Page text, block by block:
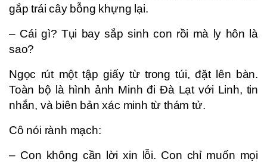
gắp trái cây bỗng khựng lại.
– Cái gì? Tụi bay sắp sinh con rồi mà ly hôn là
sao?
Ngọc rút một tập giấy từ trong túi, đặt lên bàn.
Toàn bộ là hình ảnh Minh đi Đà Lạt với Linh, tin
nhắn, và biên bản xác minh từ thám tử.
Cô nói rành mạch:
– Con không cần lời xin lỗi. Con chỉ muốn mọi